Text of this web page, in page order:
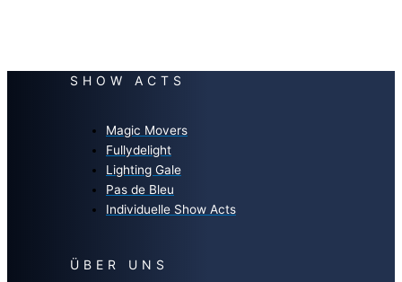
SHOW ACTS
Magic Movers
Fullydelight
Lighting Gale
Pas de Bleu
Individuelle Show Acts
ÜBER UNS